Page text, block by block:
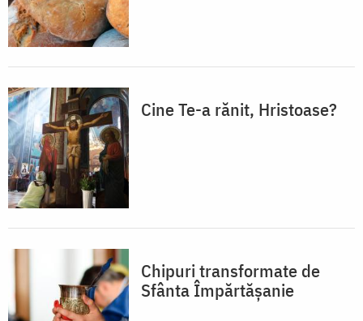
Cine Te-a rănit, Hristoase?
Chipuri transformate de
Sfânta Împărtășanie